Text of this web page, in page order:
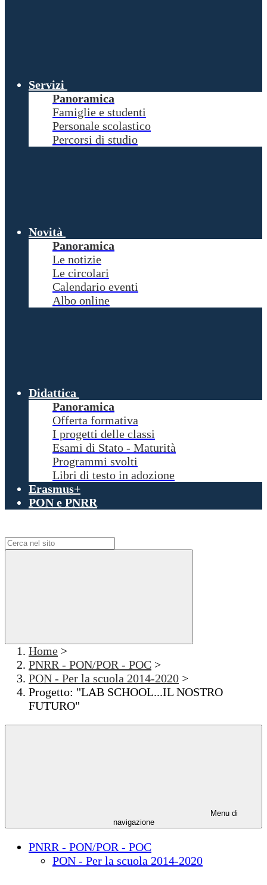
Servizi
Panoramica
Famiglie e studenti
Personale scolastico
Percorsi di studio
Novità
Panoramica
Le notizie
Le circolari
Calendario eventi
Albo online
Didattica
Panoramica
Offerta formativa
I progetti delle classi
Esami di Stato - Maturità
Programmi svolti
Libri di testo in adozione
Erasmus+
PON e PNRR
Home >
PNRR - PON/POR - POC >
PON - Per la scuola 2014-2020 >
Progetto: "LAB SCHOOL...IL NOSTRO
FUTURO"
Menu di
navigazione
PNRR - PON/POR - POC
PON - Per la scuola 2014-2020